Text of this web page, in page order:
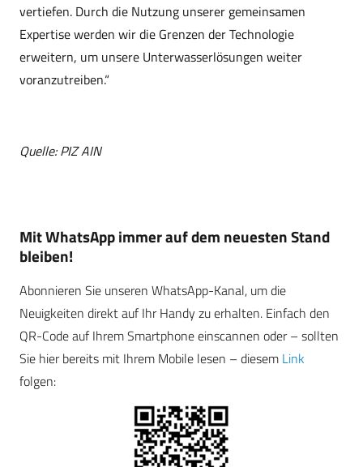
vertiefen. Durch die Nutzung unserer gemeinsamen
Expertise werden wir die Grenzen der Technologie
erweitern, um unsere Unterwasserlösungen weiter
voranzutreiben.“
Quelle: PIZ AIN
Mit WhatsApp immer auf dem neuesten Stand
bleiben!
Abonnieren Sie unseren WhatsApp-Kanal, um die
Neuigkeiten direkt auf Ihr Handy zu erhalten. Einfach den
QR-Code auf Ihrem Smartphone einscannen oder – sollten
Sie hier bereits mit Ihrem Mobile lesen – diesem Link
folgen: